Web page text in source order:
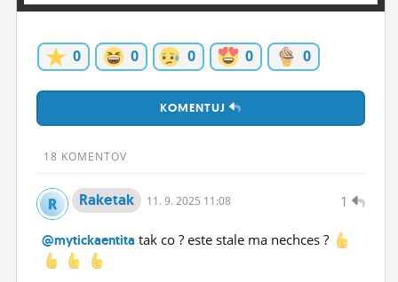
STATUSY
BLOGY
ĽUDIA
MÔJ PROFIL
NASTAVENIA
ROLETA
0 0 0 0 0
KOMENTUJ
18 KOMENTOV
1
Raketak 11. 9. 2025 11:08
@mytickaentita tak co ? este stale ma nechces ?